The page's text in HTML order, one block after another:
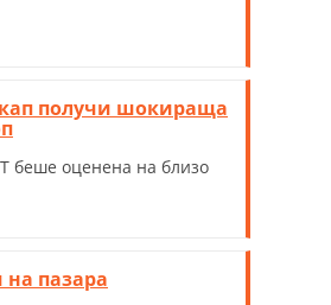
получи шокираща
беше оценена на близо
пазара